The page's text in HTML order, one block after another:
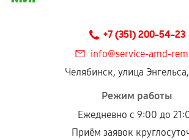
+7 (351) 200-54-23
info@service-amd-
Челябинск, улица
Режим работы
Ежедневно с 9:00 до
Приём заявок